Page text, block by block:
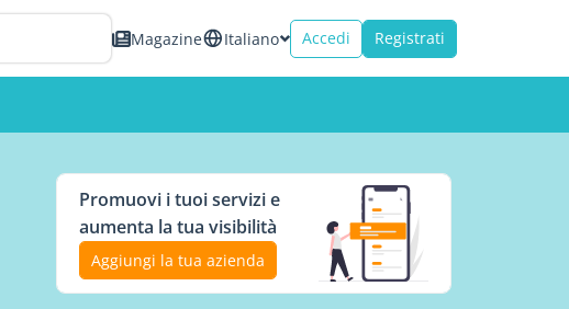
Magazine Italiano Accedi Registrati
Promuovi i tuoi servizi e
aumenta la tua visibilità
Aggiungi la tua azienda